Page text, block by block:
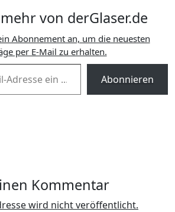
von derGlaser.de
per E-Mail zu erhalten.
Abonnieren
Kommentar
wird nicht veröffentlicht.